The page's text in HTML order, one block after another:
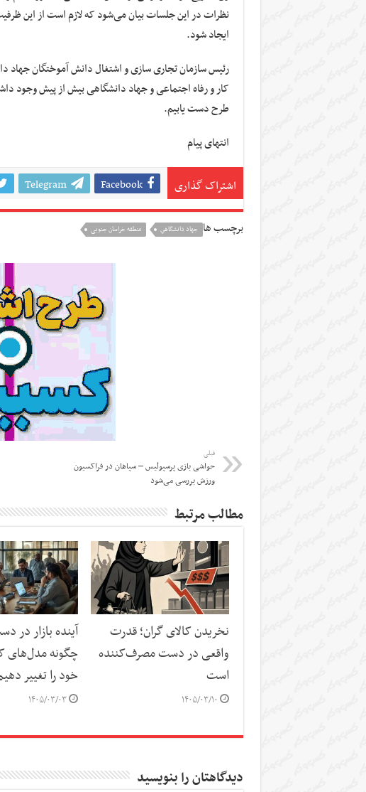
نظرات در این جلسات بیان می‌شود که لازم است از این
ایجاد شود.
رئیس سازمان تجاری سازی و اشتغال دانش آموختگان جهاد
کار و رفاه اجتماعی و جهاد دانشگاهی بیش از پیش وجود
طرح دست یابیم.
انتهای پیام
اشتراک گذاری Facebook
Telegram
برچسب ها جهاد دانشگاهي منطقه خراسان جنوبی
قبلی
حواشی بازی پرسپولیس – سپاهان در فراکسیون
ورزش بررسی می‌شود
مطالب مرتبط
نخریدن کالای گران؛ قدرت
واقعی در دست مصرف‌کننده
است
۱۴۰۵/۰۳/۱۰
چگونه مدل‌های
خود را تغییر
۱۴۰۵/۰۳/۰۳
دیدگاهتان را بنویسید